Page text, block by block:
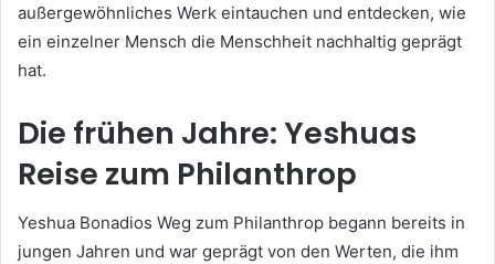
außergewöhnliches Werk eintauchen und entdecken, wie
ein einzelner Mensch die Menschheit nachhaltig geprägt
hat.
Die frühen Jahre: Yeshuas
Reise zum Philanthrop
Yeshua Bonadios Weg zum Philanthrop begann bereits in
jungen Jahren und war geprägt von den Werten, die ihm